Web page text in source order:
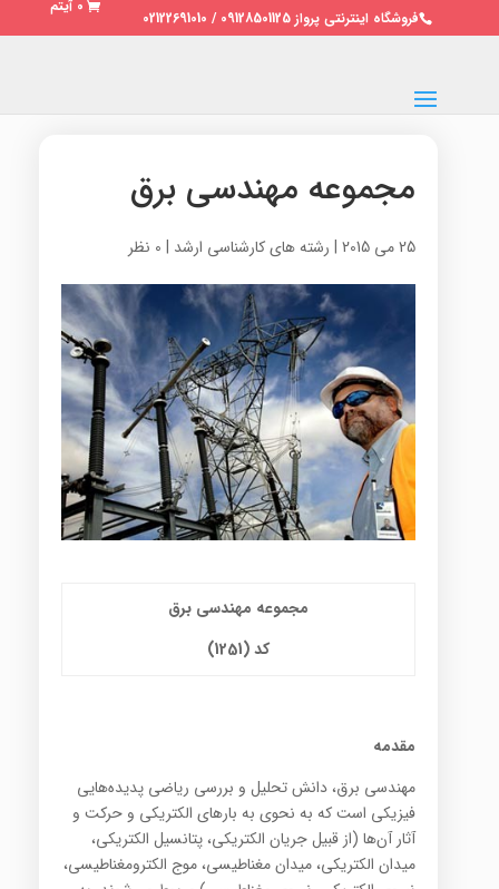
فروشگاه اینترنتی پرواز 09128501125 / 02122691010
0 آیتم
مجموعه مهندسی برق
25 می 2015 | رشته های کارشناسی ارشد | 0 نظر
مجموعه مهندسی برق
کد (1251)
مقدمه
مهندسی برق، دانش تحلیل و بررسی ریاضی پدیده‌هایی
فیزیکی است که به نحوی به بارهای الکتریکی و حرکت و
آثار آن‌ها (از قبیل جریان الکتریکی، پتانسیل الکتریکی،
میدان الکتریکی، میدان مغناطیسی، موج الکترومغناطیسی،